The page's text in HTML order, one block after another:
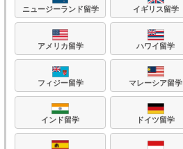
ニュージーランド留学 イギリス留学
アメリカ留学 ハワイ留学
フィジー留学 マレーシア留学
インド留学 ドイツ留学